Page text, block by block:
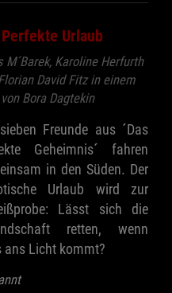
Urlaub
M´Barek, Karoline Herfurth
David Fitz in einem
Bora Dagtekin
Freunde aus ´Das
Geheimnis´ fahren
in den Süden. Der
Urlaub wird zur
Lässt sich die
retten, wenn
ans Licht kommt?